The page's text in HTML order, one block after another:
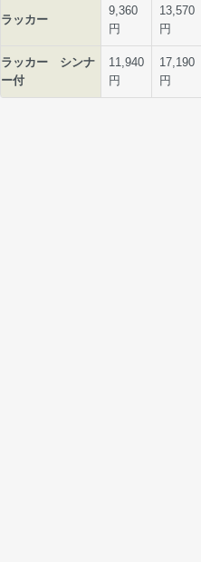
ラッカー
9,360
円
13,570
円
ラッカー シンナ
ー付
11,940
円
17,190
円